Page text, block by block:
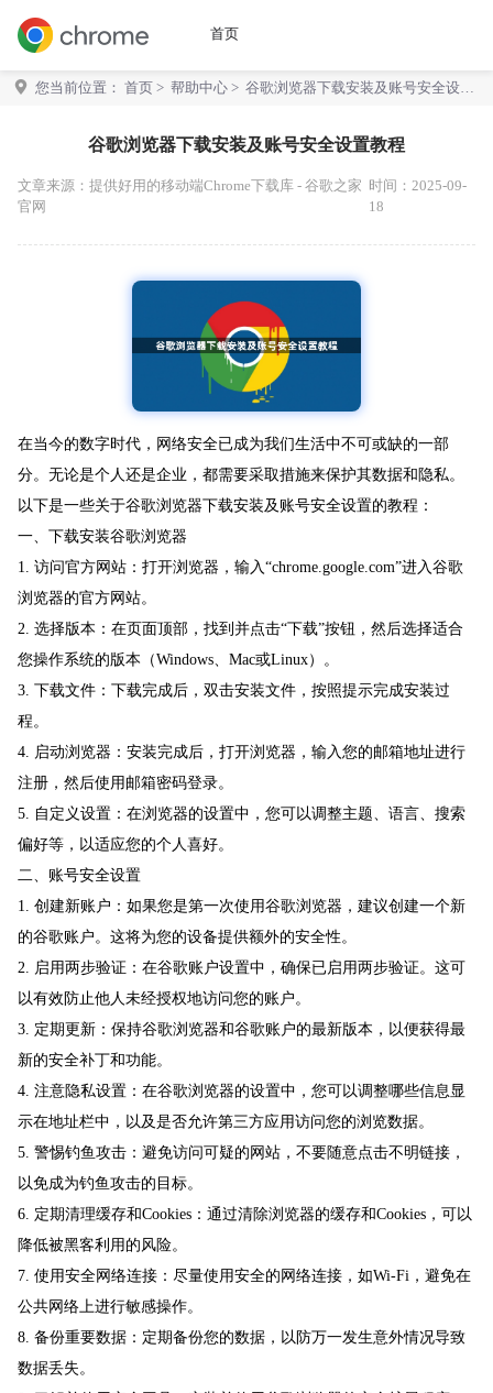
首页
您当前位置： 首页 > 帮助中心 > 谷歌浏览器下载安装及账号安全设置
谷歌浏览器下载安装及账号安全设置教程
文章来源： 提供好用的移动端Chrome下载库 - 谷歌之家
官网
时间：2025-09-
18
在当今的数字时代，网络安全已成为我们生活中不可或缺的一部
分。无论是个人还是企业，都需要采取措施来保护其数据和隐私。
以下是一些关于谷歌浏览器下载安装及账号安全设置的教程：
一、下载安装谷歌浏览器
1. 访问官方网站：打开浏览器，输入“chrome.google.com”进入谷歌
浏览器的官方网站。
2. 选择版本：在页面顶部，找到并点击“下载”按钮，然后选择适合
您操作系统的版本（Windows、Mac或Linux）。
3. 下载文件：下载完成后，双击安装文件，按照提示完成安装过
程。
4. 启动浏览器：安装完成后，打开浏览器，输入您的邮箱地址进行
注册，然后使用邮箱密码登录。
5. 自定义设置：在浏览器的设置中，您可以调整主题、语言、搜索
偏好等，以适应您的个人喜好。
二、账号安全设置
1. 创建新账户：如果您是第一次使用谷歌浏览器，建议创建一个新
的谷歌账户。这将为您的设备提供额外的安全性。
2. 启用两步验证：在谷歌账户设置中，确保已启用两步验证。这可
以有效防止他人未经授权地访问您的账户。
3. 定期更新：保持谷歌浏览器和谷歌账户的最新版本，以便获得最
新的安全补丁和功能。
4. 注意隐私设置：在谷歌浏览器的设置中，您可以调整哪些信息显
示在地址栏中，以及是否允许第三方应用访问您的浏览数据。
5. 警惕钓鱼攻击：避免访问可疑的网站，不要随意点击不明链接，
以免成为钓鱼攻击的目标。
6. 定期清理缓存和Cookies：通过清除浏览器的缓存和Cookies，可以
降低被黑客利用的风险。
7. 使用安全网络连接：尽量使用安全的网络连接，如Wi-Fi，避免在
公共网络上进行敏感操作。
8. 备份重要数据：定期备份您的数据，以防万一发生意外情况导致
数据丢失。